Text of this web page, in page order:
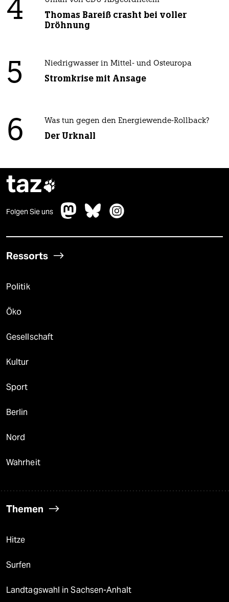
4
Thomas Bareiß crasht bei voller
Dröhnung
5 Niedrigwasser in Mittel- und Osteuropa
Stromkrise mit Ansage
6 Was tun gegen den Energiewende-Rollback?
Der Urknall
taz
Folgen Sie uns
Ressorts
Politik
Öko
Gesellschaft
Kultur
Sport
Berlin
Nord
Wahrheit
Themen
Hitze
Surfen
Landtagswahl in Sachsen-Anhalt